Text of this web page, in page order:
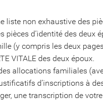
liste non exhaustive des
pièces d’identité des deux
(y compris les deux
VITALE des deux époux.
allocations familiales
d’inscriptions à
une transcription de